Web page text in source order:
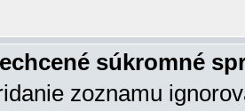
súkromné
zoznamu